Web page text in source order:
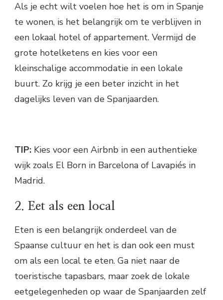
Als je echt wilt voelen hoe het is om in Spanje
te wonen, is het belangrijk om te verblijven in
een lokaal hotel of appartement. Vermijd de
grote hotelketens en kies voor een
kleinschalige accommodatie in een lokale
buurt. Zo krijg je een beter inzicht in het
dagelijks leven van de Spanjaarden.
TIP: Kies voor een Airbnb in een authentieke
wijk zoals El Born in Barcelona of Lavapiés in
Madrid.
2. Eet als een local
Eten is een belangrijk onderdeel van de
Spaanse cultuur en het is dan ook een must
om als een local te eten. Ga niet naar de
toeristische tapasbars, maar zoek de lokale
eetgelegenheden op waar de Spanjaarden zelf